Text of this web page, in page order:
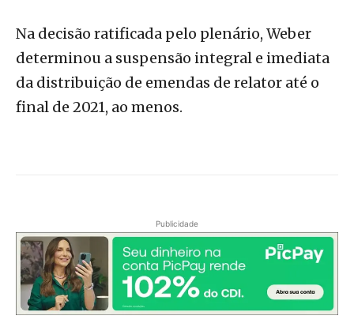
Na decisão ratificada pelo plenário, Weber
determinou a suspensão integral e imediata
da distribuição de emendas de relator até o
final de 2021, ao menos.
Publicidade